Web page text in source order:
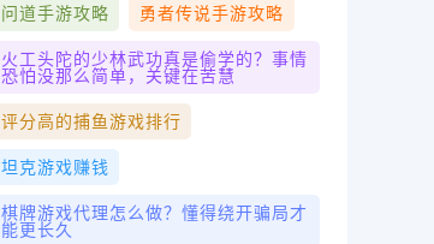
问道手游攻略 勇者传说手游攻略
火工头陀的少林武功真是偷学的？事情
恐怕没那么简单，关键在苦慧
评分高的捕鱼游戏排行
坦克游戏赚钱
棋牌游戏代理怎么做？懂得绕开骗局才
能更长久